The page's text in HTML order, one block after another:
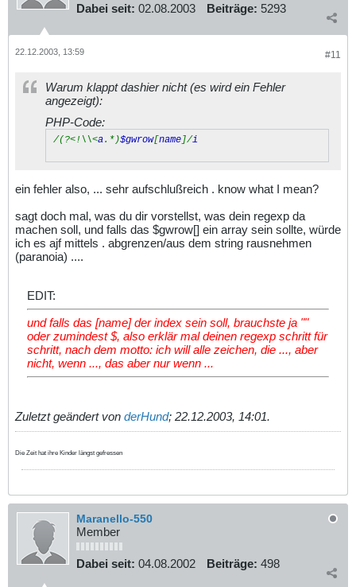
Dabei seit: 02.08.2003 Beiträge: 5293
#11
22.12.2003, 13:59
Warum klappt dashier nicht (es wird ein Fehler
angezeigt):
PHP-Code:
/(?<!\\<a.*)$gwrow[name ]/i
ein fehler also, ... sehr aufschlußreich . know what I mean?
sagt doch mal, was du dir vorstellst, was dein regexp da
machen soll, und falls das $gwrow[] ein array sein sollte, würde
ich es ajf mittels . abgrenzen/aus dem string rausnehmen
(paranoia) ....
EDIT:
und falls das [name] der index sein soll, brauchste ja ""
oder zumindest $, also erklär mal deinen regexp schritt für
schritt, nach dem motto: ich will alle zeichen, die ..., aber
nicht, wenn ..., das aber nur wenn ...
Zuletzt geändert von derHund; 22.12.2003, 14:01.
Die Zeit hat ihre Kinder längst gefressen
Maranello-550
Member
Dabei seit: 04.08.2002 Beiträge: 498